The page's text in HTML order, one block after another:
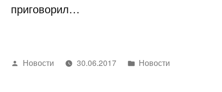
приговорил…
Написано
Новости 30.06.2017
Написано
Новости